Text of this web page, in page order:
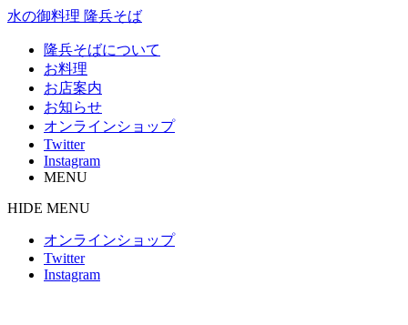
水の御料理 隆兵そば
隆兵そばについて
お料理
お店案内
お知らせ
オンラインショップ
Twitter
Instagram
MENU
HIDE MENU
オンラインショップ
Twitter
Instagram